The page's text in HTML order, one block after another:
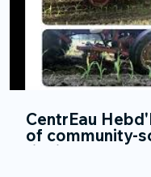
CentrEau
of community-
findings and